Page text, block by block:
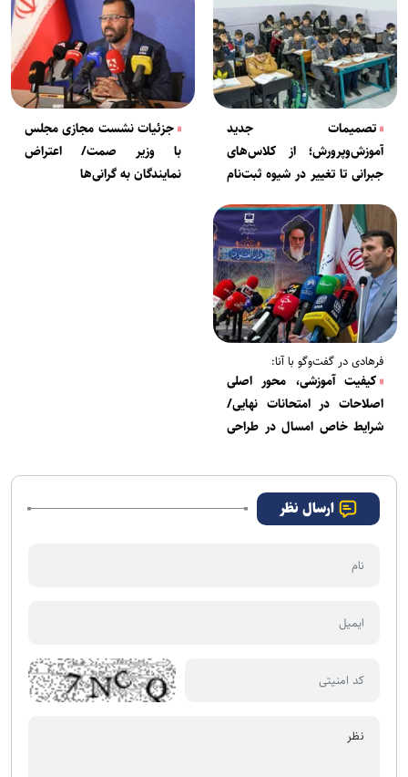
تصمیمات جدید
آموزش‌وپرورش؛ از کلاس‌های
جبرانی تا تغییر در شیوه ثبت‌نام
جزئیات نشست مجازی مجلس
با وزیر صمت/ اعتراض
نمایندگان به گرانی‌ها
فرهادی در گفت‌وگو با آنا:
کیفیت آموزشی، محور اصلی
اصلاحات در امتحانات نهایی/
شرایط خاص امسال در طراحی
ارسال نظر